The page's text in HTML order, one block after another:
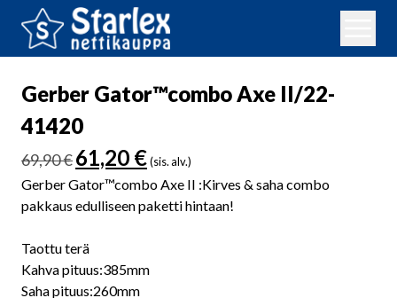
Gerber Gator™combo Axe II/22-
41420
69,90€ Alkuperäinen
hinta
oli:
69,90 €.
61,20 €Nykyinen
hinta
on:
61,20 €.
(sis. alv.)
Gerber Gator™combo Axe II :Kirves & saha combo
pakkaus edulliseen paketti hintaan!
Taottu terä
Kahva pituus:385mm
Saha pituus:260mm